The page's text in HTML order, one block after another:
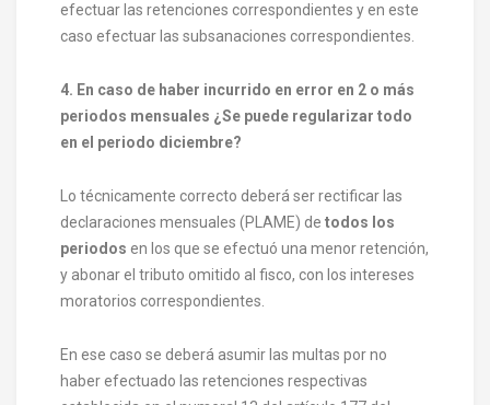
efectuar las retenciones correspondientes y en este
caso efectuar las subsanaciones correspondientes.
4. En caso de haber incurrido en error en 2 o más
periodos mensuales ¿Se puede regularizar todo
en el periodo diciembre?
Lo técnicamente correcto deberá ser rectificar las
declaraciones mensuales (PLAME) de todos los
periodos en los que se efectuó una menor retención,
y abonar el tributo omitido al fisco, con los intereses
moratorios correspondientes.
En ese caso se deberá asumir las multas por no
haber efectuado las retenciones respectivas